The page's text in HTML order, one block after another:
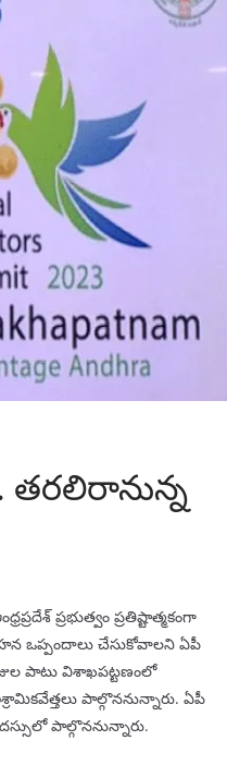
ప్రభుత్వం ప్రతిష్టాత్మకంగా
ఒప్పందాలు చేసుకోవాలని ఏపీ
పాటు విశాఖపట్టణంలో
పాల్గొననున్నారు. ఏపీ
పాల్గొననున్నారు.